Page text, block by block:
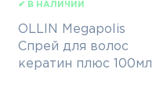
✔ В НАЛИЧИИ
OLLIN Megapolis
Спрей для волос
кератин плюс 100мл